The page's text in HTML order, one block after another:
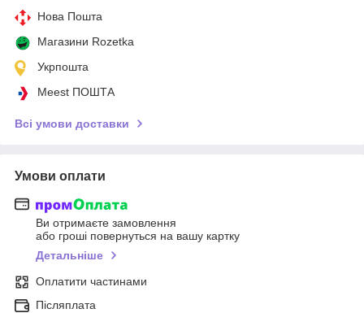
Нова Пошта
Магазини Rozetka
Укрпошта
Meest ПОШТА
Всі умови доставки
Умови оплати
Ви отримаєте замовлення
або гроші повернуться на вашу картку
Детальніше
Оплатити частинами
Післяплата